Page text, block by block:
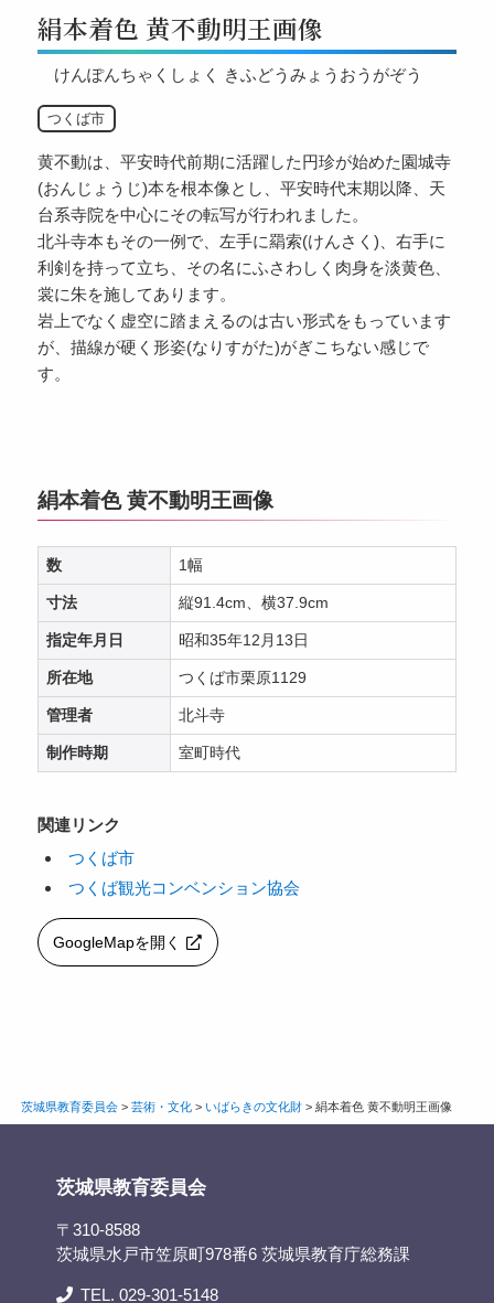
絹本着色 黄不動明王画像
けんぽんちゃくしょく きふどうみょうおうがぞう
つくば市
黄不動は、平安時代前期に活躍した円珍が始めた園城寺
(おんじょうじ)本を根本像とし、平安時代末期以降、天
台系寺院を中心にその転写が行われました。
北斗寺本もその一例で、左手に羂索(けんさく)、右手に
利剣を持って立ち、その名にふさわしく肉身を淡黄色、
裳に朱を施してあります。
岩上でなく虚空に踏まえるのは古い形式をもっています
が、描線が硬く形姿(なりすがた)がぎこちない感じで
す。
絹本着色 黄不動明王画像
数 1幅
寸法 縦91.4cm、横37.9cm
指定年月日 昭和35年12月13日
所在地 つくば市栗原1129
管理者 北斗寺
制作時期 室町時代
関連リンク
つくば市
つくば観光コンベンション協会
GoogleMapを開く
茨城県教育委員会> 芸術・文化> いばらきの文化財> 絹本着色 黄不動明王画像
茨城県教育委員会
〒310-8588
茨城県水戸市笠原町978番6 茨城県教育庁総務課
TEL. 029-301-5148